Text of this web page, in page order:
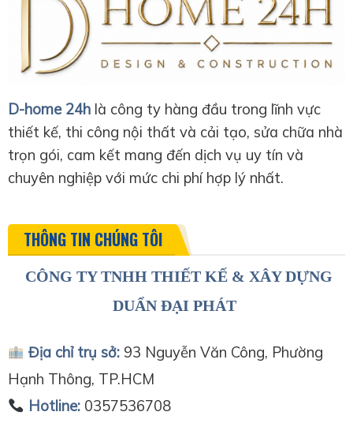
D-home 24h là công ty hàng đầu trong lĩnh vực
thiết kế, thi công nội thất và cải tạo, sửa chữa nhà
trọn gói, cam kết mang đến dịch vụ uy tín và
chuyên nghiệp với mức chi phí hợp lý nhất.
THÔNG TIN CHÚNG TÔI
CÔNG TY TNHH THIẾT KẾ & XÂY DỰNG
DUẨN ĐẠI PHÁT
Địa chỉ trụ sở:93 Nguyễn Văn Công, Phường
Hạnh Thông, TP.HCM
Hotline:0357536708